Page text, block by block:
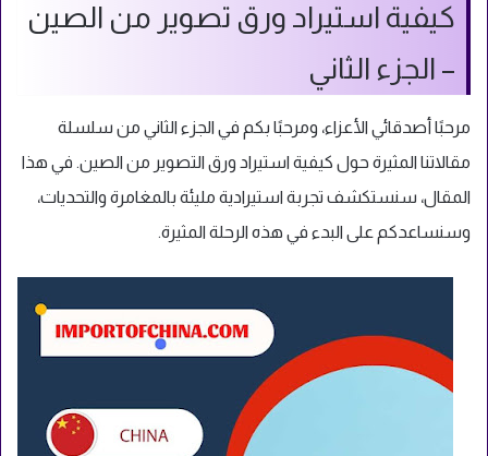
كيفية استيراد ورق تصوير من الصين
– الجزء الثاني
مرحبًا أصدقائي الأعزاء، ومرحبًا بكم في الجزء الثاني من سلسلة
مقالاتنا المثيرة حول كيفية استيراد ورق التصوير من الصين. في هذا
المقال، سنستكشف تجربة استيرادية مليئة بالمغامرة والتحديات،
وسنساعدكم على البدء في هذه الرحلة المثيرة.